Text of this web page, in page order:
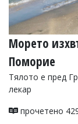
Морето
Поморие
Тялото е пред
лекар
прочетено